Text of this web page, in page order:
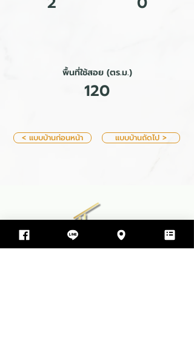
พื้นที่ใช้สอย (ตร.ม.)
120
< แบบบ้านก่อนหน้า แบบบ้านถัดไป >